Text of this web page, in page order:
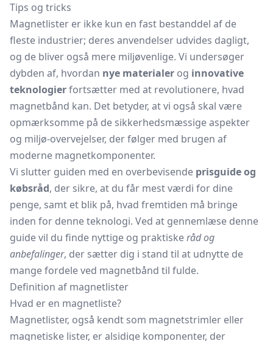
Tips og tricks
Magnetlister er ikke kun en fast bestanddel af de
fleste industrier; deres anvendelser udvides dagligt,
og de bliver også mere miljøvenlige. Vi undersøger
dybden af, hvordan nye materialer og innovative
teknologierfortsætter med at revolutionere, hvad
magnetbånd kan. Det betyder, at vi også skal være
opmærksomme på de sikkerhedsmæssige aspekter
og miljø-overvejelser, der følger med brugen af
moderne magnetkomponenter.
Vi slutter guiden med en overbevisende prisguide og
købsråd, der sikre, at du får mest værdi for dine
penge, samt et blik på, hvad fremtiden må bringe
inden for denne teknologi. Ved at gennemlæse denne
guide vil du finde nyttige og praktiskeråd og
anbefalinger, der sætter dig i stand til at udnytte de
mange fordele ved magnetbånd til fulde.
Definition af magnetlister
Hvad er en magnetliste?
Magnetlister, også kendt som magnetstrimler eller
magnetiske lister, er alsidige komponenter, der